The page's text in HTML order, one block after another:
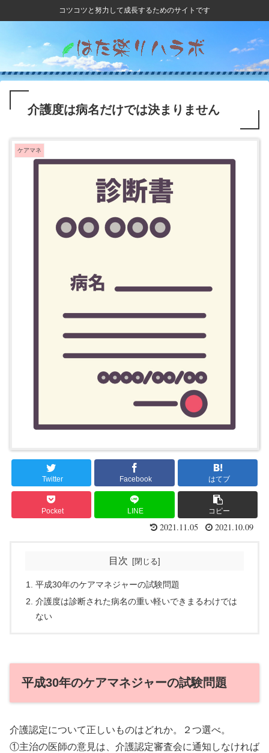
コツコツと努力して成長するためのサイトです
介護度は病名だけでは決まりません
ケアマネ
Twitter Facebook はてブ
Pocket LINE コピー
2021.11.05 2021.10.09
目次
平成30年のケアマネジャーの試験問題
介護度は診断された病名の重い軽いできまるわけでは
ない
平成30年のケアマネジャーの試験問題
介護認定について正しいものはどれか。２つ選べ。
①主治の医師の意見は、介護認定審査会に通知しなければ